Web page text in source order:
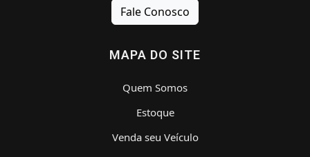
Fale Conosco
MAPA DO SITE
Quem Somos
Estoque
Venda seu Veículo